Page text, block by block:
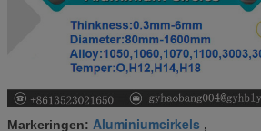
Markeringen: Aluminiumcirkels ,